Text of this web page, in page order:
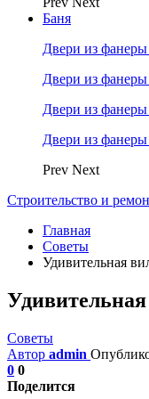
Баня
Двери из
Двери из
Двери из
Двери из
Prev Next
Строительство и
Главная
Советы
Удивительная
Советы
Автор admin
0 0
Поделится